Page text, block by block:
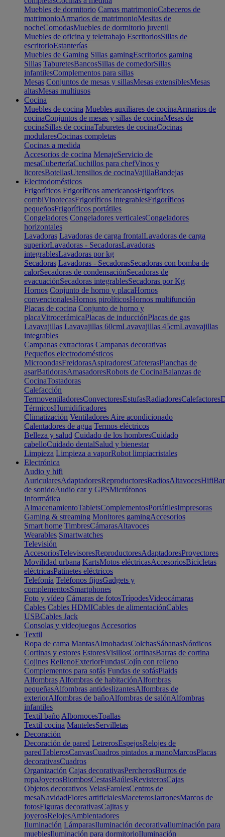
Muebles de dormitorio Camas matrimonioCabeceros de
matrimonioArmarios de matrimonioMesitas de
nocheComodasMuebles de dormitorio juvenil
Muebles de oficina y teletrabajo EscritoriosSillas de
escritorioEstanterías
Muebles de Gaming Sillas gamingEscritorios gaming
Sillas TaburetesBancosSillas de comedorSillas
infantilesComplementos para sillas
Mesas Conjuntos de mesas y sillasMesas extensiblesMesas
altasMesas multiusos
Cocina
Muebles de cocina Muebles auxiliares de cocinaArmarios de
cocinaConjuntos de mesas y sillas de cocinaMesas de
cocinaSillas de cocinaTaburetes de cocinaCocinas
modularesCocinas completas
Cocinas a medida
Accesorios de cocina MenajeServicio de
mesaCuberteríaCuchillos para chefVinos y
licoresBotellasUtensilios de cocinaVajillaBandejas
Electrodomésticos
Frigoríficos Frigoríficos americanosFrigoríficos
combiVinotecasFrigoríficos integrablesFrigoríficos
pequeñosFrigoríficos portátiles
Congeladores Congeladores verticalesCongeladores
horizontales
Lavadoras Lavadoras de carga frontalLavadoras de carga
superiorLavadoras - SecadorasLavadoras
integrablesLavadoras por kg
Secadoras Lavadoras - SecadorasSecadoras con bomba de
calorSecadoras de condensaciónSecadoras de
evacuaciónSecadoras integrablesSecadoras por Kg
Hornos Conjunto de horno y placaHornos
convencionalesHornos pirolíticosHornos multifunción
Placas de cocina Conjunto de horno y
placaVitrocerámicaPlacas de inducciónPlacas de gas
Lavavajillas Lavavajillas 60cmLavavajillas 45cmLavavajillas
integrables
Campanas extractoras Campanas decorativas
Pequeños electrodomésticos
MicroondasFreidorasAspiradoresCafeterasPlanchas de
asarBatidorasAmasadoresRobots de CocinaBalanzas de
CocinaTostadoras
Calefacción
TermoventiladoresConvectoresEstufasRadiadoresCalefactores
TérmicosHumidificadores
Climatización Ventiladores Aire acondicionado
Calentadores de agua Termos eléctricos
Belleza y salud Cuidado de los hombresCuidado
cabelloCuidado dentalSalud y bienestar
Limpieza Limpieza a vaporRobot limpiacristales
Electrónica
Audio y hifi
AuricularesAdaptadoresReproductoresRadiosAltavocesHifi
de sonidoAudio car y GPSMicrófonos
Informática
AlmacenamientoTabletsComplementosPortátilesImpresoras
Gaming & streaming Monitores gamingAccesorios
Smart home TimbresCámarasAltavoces
Wearables Smartwatches
Televisión
AccesoriosTelevisoresReproductoresAdaptadoresProyectores
Movilidad urbana KartsMotos eléctricasAccesoriosBicicletas
eléctricasPatinetes eléctricos
Telefonía Teléfonos fijosGadgets y
complementosSmartphones
Foto y vídeo Cámaras de fotosTrípodesVideocámaras
Cables Cables HDMICables de alimentaciónCables
USBCables Jack
Consolas y videojuegos Accesorios
Textil
Ropa de cama MantasAlmohadasColchasSábanasNórdicos
Cortinas y estores EstoresVisillosCortinasBarras de cortina
Cojines RellenoExteriorFundasCojín con relleno
Complementos para sofás Fundas de sofásPlaids
Alfombras Alfombras de habitaciónAlfombras
pequeñasAlfombras antideslizantesAlfombras de
exteriorAlfombras de bañoAlfombras de salónAlfombras
infantiles
Textil baño AlbornocesToallas
Textil cocina MantelesServilletas
Decoración
Decoración de pared LetrerosEspejosRelojes de
paredTablerosCanvasCuadros pintados a manoMarcosPlacas
decorativasCuadros
Organización Cajas decorativasPercherosBurros de
ropaJoyerosBiombosCestasBaúlesRevisterosCajas
Objetos decorativos VelasFarolesCentros de
mesaNavidadFlores artificialesMaceterosJarronesMarcos de
fotosFiguras decorativasCajitas y
joyerosRelojesAmbientadores
Iluminación LámparasIluminación decorativaIluminación para
mueblesIluminación para dormitorioIluminación